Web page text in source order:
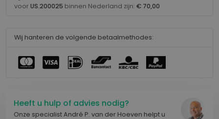
voor US.200025 binnen Nederland zijn: € 70,00
Wij hanteren de volgende betaalmethodes:
Heeft u hulp of advies nodig?
Onze specialist André P. van der Hoeven helpt u